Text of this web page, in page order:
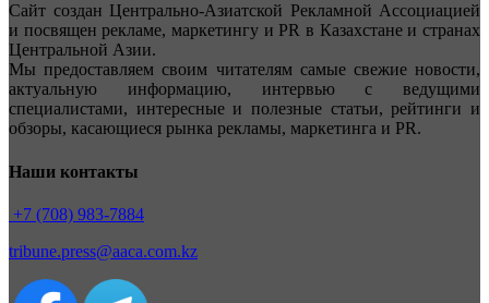
Сайт создан Центрально-Азиатской Рекламной Ассоциацией
и посвящен рекламе, маркетингу и PR в Казахстане и странах
Центральной Азии.
Мы предоставляем своим читателям самые свежие новости,
актуальную информацию, интервью с ведущими
специалистами, интересные и полезные статьи, рейтинги и
обзоры, касающиеся рынка рекламы, маркетинга и PR.
Наши контакты
+7 (708) 983-7884
tribune.press@aaca.com.kz